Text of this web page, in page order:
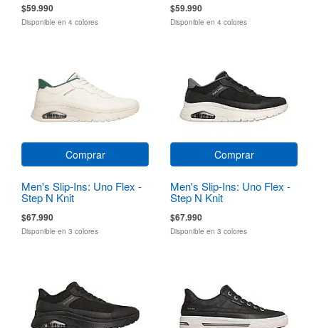
$59.990
Disponible en 4 colores
$59.990
Disponible en 4 colores
Comprar
Men's Slip-Ins: Uno Flex -
Step N Knit
$67.990
Disponible en 3 colores
Comprar
Men's Slip-Ins: Uno Flex -
Step N Knit
$67.990
Disponible en 3 colores